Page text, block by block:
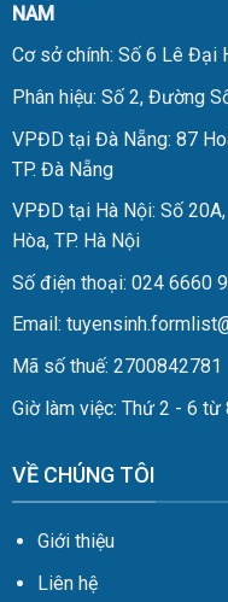
NAM
Cơ sở chính: Số 6 Lê Đại
Phân hiệu: Số 2, Đường
VPĐD tại Đà Nẵng: 87
TP. Đà Nẵng
VPĐD tại Hà Nội: Số
Hòa, TP. Hà Nội
Số điện thoại: 024 6660
Email:
Mã số thuế: 2700842781
Giờ làm việc: Thứ 2 - 6
VỀ CHÚNG TÔI
Giới thiệu
Liên hệ